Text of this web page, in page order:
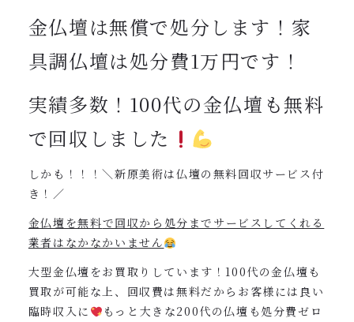
金仏壇は無償で処分します！家
具調仏壇は処分費1万円です！
実績多数！100代の金仏壇も無料
で回収しました
しかも！！！＼新原美術は仏壇の無料回収サービス付
き！／
金仏壇を無料で回収から処分までサービスしてくれる
業者はなかなかいません
大型金仏壇をお買取りしています！100代の金仏壇も
買取が可能な上、回収費は無料だからお客様には良い
臨時収入に
もっと大きな200代の仏壇も処分費ゼロ